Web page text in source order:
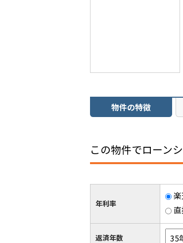
物件の特徴
この物件でローン
年利率
返済年数